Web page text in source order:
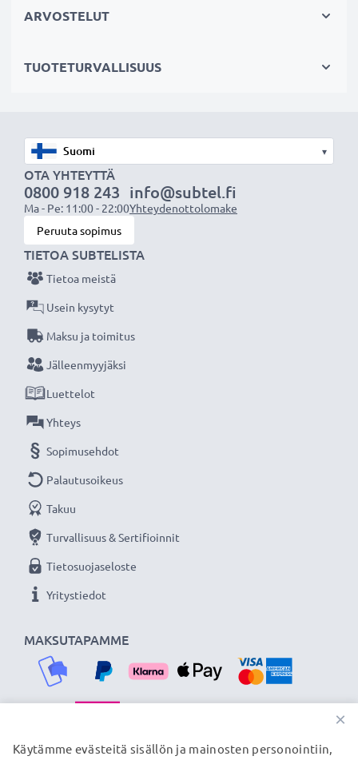
✔ Suojaa linssiä sateelta, pölyltä sekä muilta tahroilta
vastavalosuojaa
✔ Vastavalosuoja muotokuva- ja teleobjektiiveille
✔ Voidaan yhdistää linssisuojukseen, objektiivin
suojukseen tai suotimiin
✔ Muotoiltu bajonetti-vastavalosuoja
bajonettikiinnityksellä, sopii vain tiettyihin
objektiiveihin
✔ Ei sovellu super-, ultra- tai laajakulmaobjektiiveille
Tekniset tiedot:
Materiaali:Muovi
Muoto: kukkamalli / tulppaani / terälehti
Lisää yksityiskohtia, kontrastia ja väriä
- Vastavalosuoja kukkamalli / tulppaani / terälehti
bajonetti tuotemerkiltä CELLONIC 3 vuoden
takuulla!
ARVOSTELUT
TUOTETURVALLISUUS
▾
OTA YHTEYTTÄ
0800 918 243
Ma - Pe: 11:00 - 22:00
info@subtel.fi
Yhteydenottolomake
Peruuta sopimus
MAKSUTAPAMME
TIETOA SUBTELISTA
Tietoa meistä
Usein kysytyt
Maksu ja toimitus
Jälleenmyyjäksi
Luettelot
Yhteys
Sopimusehdot
Palautusoikeus
Takuu
Turvallisuus & Sertifioinnit
Tietosuojaseloste
Yritystiedot
TOIMITUSKUMPPANIMME
×
Käytämme evästeitä sisällön ja mainosten personointiin,